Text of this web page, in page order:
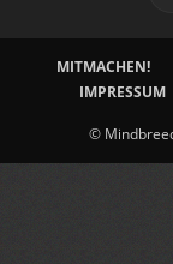
MITMACHEN!
IMPRESSUM
©